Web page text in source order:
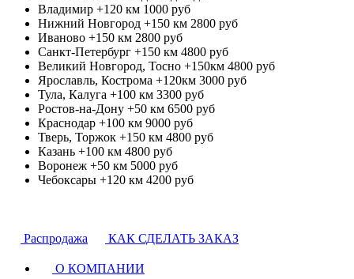
Владимир +120 км 1000 руб
Нижний Новгород +150 км 2800 руб
Иваново +150 км 2800 руб
Санкт-Петербург +150 км 4800 руб
Великий Новгород, Тосно +150км 4800 руб
Ярославль, Кострома +120км 3000 руб
Тула, Калуга +100 км 3300 руб
Ростов-на-Дону +50 км 6500 руб
Краснодар +100 км 9000 руб
Тверь, Торжок +150 км 4800 руб
Казань +100 км 4800 руб
Воронеж +50 км 5000 руб
Чебоксары +120 км 4200 руб
Распродажа КАК СДЕЛАТЬ ЗАКАЗ
О КОМПАНИИ